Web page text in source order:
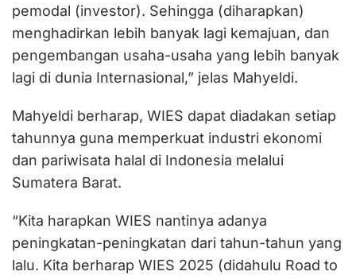
pemodal (investor). Sehingga (diharapkan)
menghadirkan lebih banyak lagi kemajuan, dan
pengembangan usaha-usaha yang lebih banyak
lagi di dunia Internasional,” jelas Mahyeldi.
Mahyeldi berharap, WIES dapat diadakan setiap
tahunnya guna memperkuat industri ekonomi
dan pariwisata halal di Indonesia melalui
Sumatera Barat.
“Kita harapkan WIES nantinya adanya
peningkatan-peningkatan dari tahun-tahun yang
lalu. Kita berharap WIES 2025 (didahulu Road to